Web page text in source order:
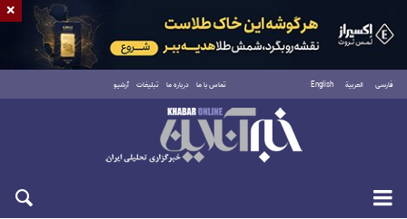
فارسی العربية English تماس با ما درباره ما تبلیغات آرشیو
شنبه ۱۷ مرداد ۱۴۰۵
×